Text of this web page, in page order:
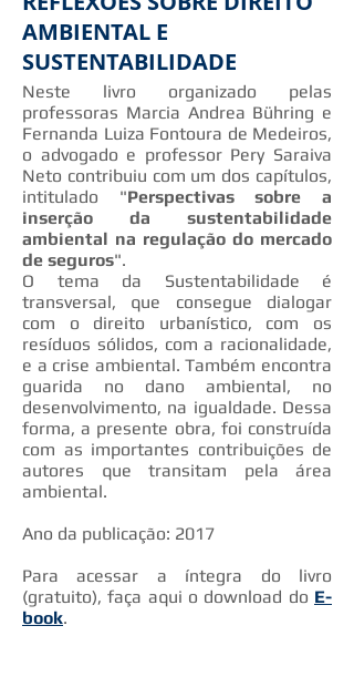
AMBIENTAL E
SUSTENTABILIDADE
Neste livro organizado pelas
professoras Marcia Andrea Bühring e
Fernanda Luiza Fontoura de Medeiros,
o advogado e professor Pery Saraiva
Neto contribuiu com um dos capítulos,
intitulado "Perspectivas sobre a
inserção da sustentabilidade
ambiental na regulação do mercado
de seguros".
O tema da Sustentabilidade é
transversal, que consegue dialogar
com o direito urbanístico, com os
resíduos sólidos, com a racionalidade,
e a crise ambiental. Também encontra
guarida no dano ambiental, no
desenvolvimento, na igualdade. Dessa
forma, a presente obra, foi construída
com as importantes contribuições de
autores que transitam pela área
ambiental.
Ano da publicação: 2017
Para acessar a íntegra do livro
(gratuito), faça aqui o download do E-
book.